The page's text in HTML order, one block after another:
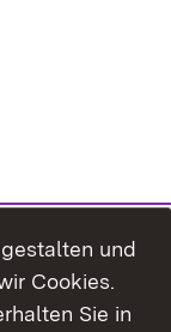
und
Cookies.
Sie in